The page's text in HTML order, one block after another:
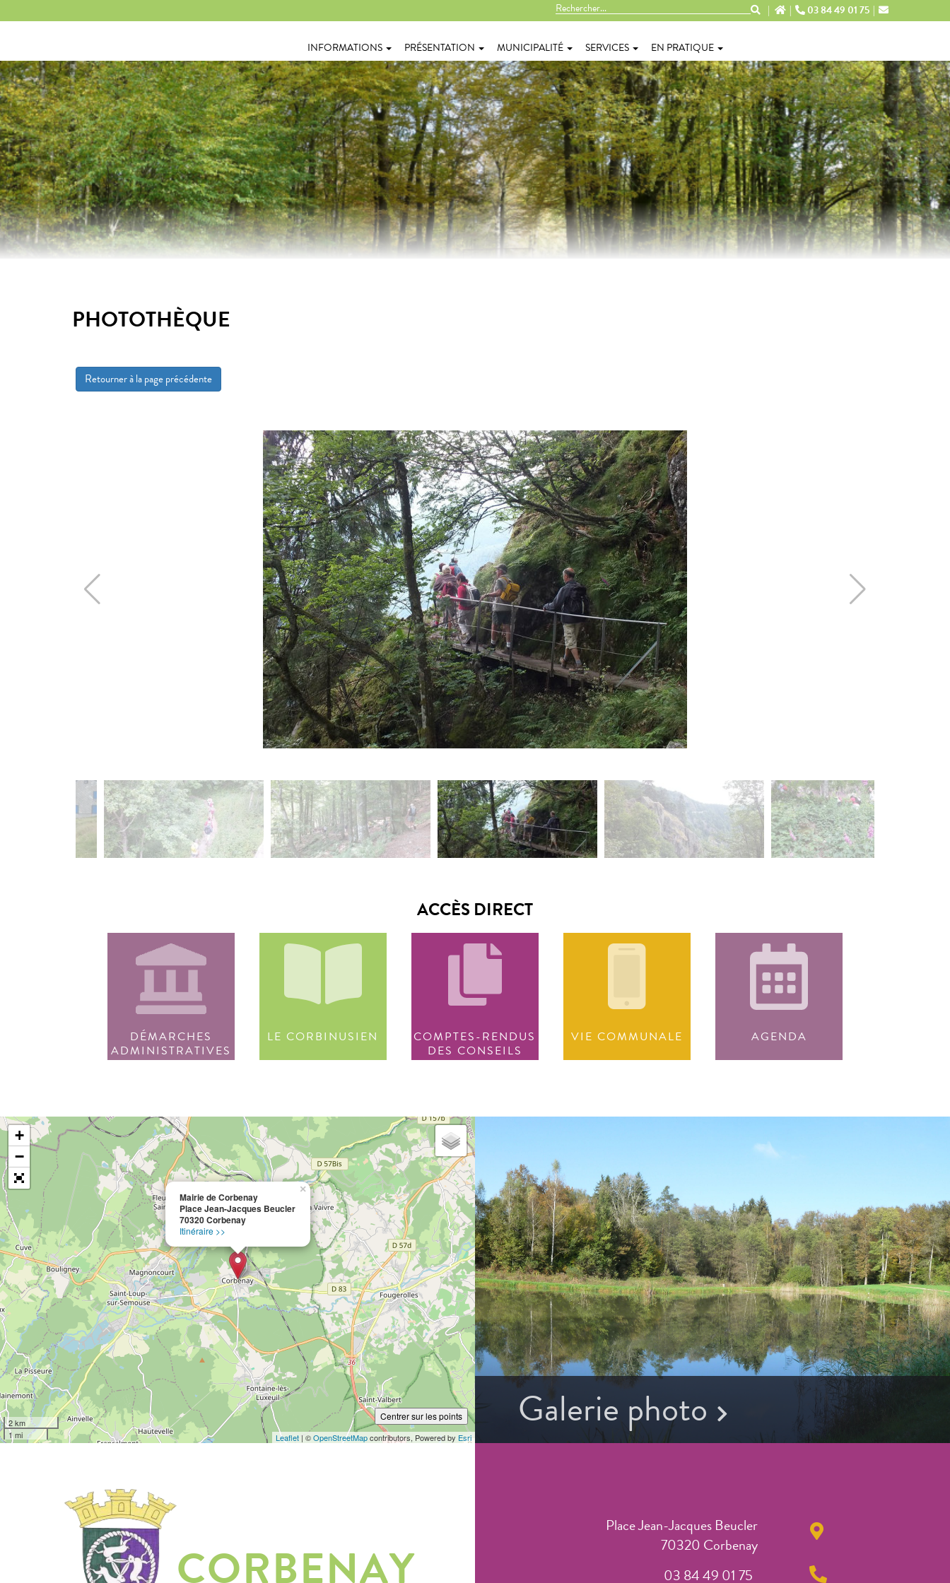
03 84 49 01 75
INFORMATIONS PRÉSENTATION MUNICIPALITÉ SERVICES EN PRATIQUE
PHOTOTHÈQUE
Retourner à la page précédente
ACCÈS DIRECT
DÉMARCHES
ADMINISTRATIVES
LE CORBINUSIEN
COMPTES-RENDUS
DES CONSEILS
VIE COMMUNALE AGENDA
Mairie de Corbenay
Place Jean-Jacques Beucler
70320 Corbenay
Itinéraire >>
×
+
−
2 km
1 mi
Centrer sur les points
Leaflet | ©OpenStreetMapcontributors, Powered by Esri
Galerie photo
CORBENAY
Place Jean-Jacques Beucler
70320 Corbenay
03 84 49 01 75